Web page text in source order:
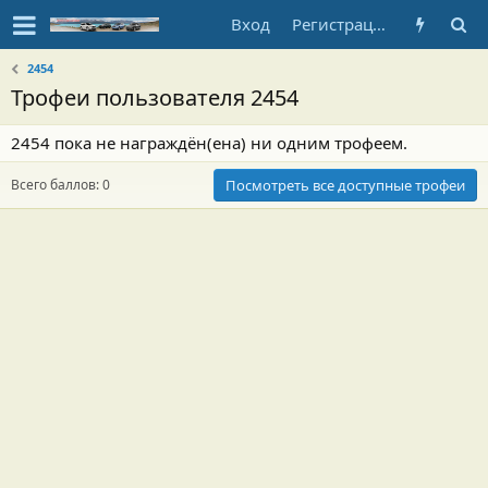
Вход Регистрация
2454
Трофеи пользователя 2454
2454 пока не награждён(ена) ни одним трофеем.
Всего баллов: 0 Посмотреть все доступные трофеи